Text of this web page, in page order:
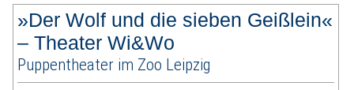
»Der Wolf und die sieben Geißlein«
– Theater Wi&Wo
Puppentheater im Zoo Leipzig